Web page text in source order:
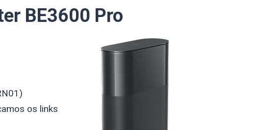
BE3600 Pro
os links